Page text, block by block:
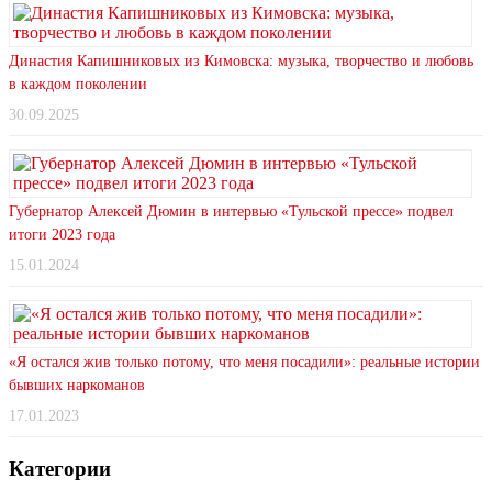
Династия Капишниковых из Кимовска: музыка, творчество и любовь
в каждом поколении
30.09.2025
Губернатор Алексей Дюмин в интервью «Тульской прессе» подвел
итоги 2023 года
15.01.2024
«Я остался жив только потому, что меня посадили»: реальные истории
бывших наркоманов
17.01.2023
Категории